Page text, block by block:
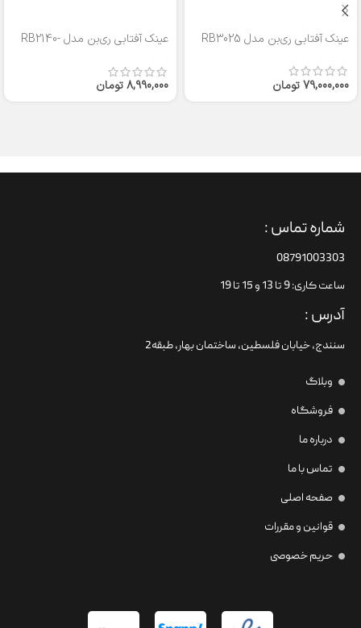
عینک آفتابی ری‌بن مدل RB3025
79,000,000تومان
عینک آفتابی ری‌بن مدل RB2140-
8,990,000تومان
شماره تماس :
08791003303
ساعت کاری: 9 تا 13 و 15 تا 19
آدرس :
سنندج، خیابان فلسطین،‌ ساختمان بهار، طبقه2
وبلاگ
فروشگاه
درباره ما
تماس با ما
صفحه اصلی
قوانین و مقررات
حریم خصوصی